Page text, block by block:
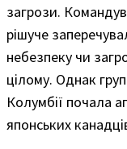
загрози.
рішуче
небезпеку чи
цілому. Однак
Колумбії почала
японських